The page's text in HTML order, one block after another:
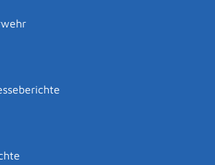
Stelle
in der der
Betriebssitz hat